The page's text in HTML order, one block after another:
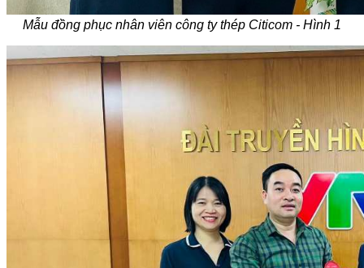
Mẫu đồng phục nhân viên công ty thép Citicom - Hình 1